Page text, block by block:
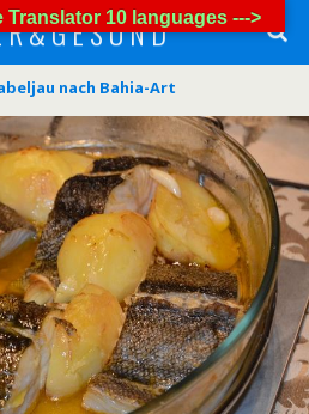
R & G E S U N D
nach Bahia-Art
Translator 10 languages --->